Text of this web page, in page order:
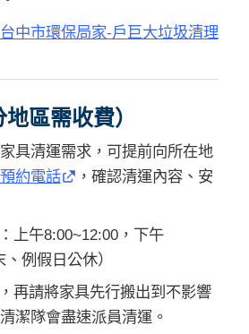
台中市環保局家-戶巨大垃圾清理
區需收費）
具清運需求，可提前向所在地
約電話
，確認清運內容、安
：上午8:00~12:00，下午
例假日公休）
再請將家具先行搬出到不影響
潔隊會盡速派員清運。